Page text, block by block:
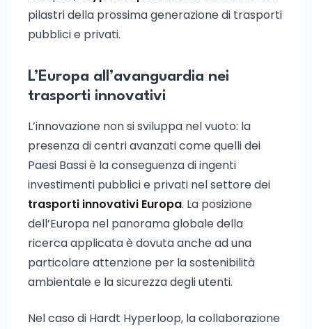
pilastri della prossima generazione di trasporti
pubblici e privati.
L’Europa all’avanguardia nei
trasporti innovativi
L’innovazione non si sviluppa nel vuoto: la
presenza di centri avanzati come quelli dei
Paesi Bassi è la conseguenza di ingenti
investimenti pubblici e privati nel settore dei
trasporti innovativi Europa. La posizione
dell’Europa nel panorama globale della
ricerca applicata è dovuta anche ad una
particolare attenzione per la sostenibilità
ambientale e la sicurezza degli utenti.
Nel caso di Hardt Hyperloop, la collaborazione